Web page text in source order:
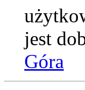
jest
Góra